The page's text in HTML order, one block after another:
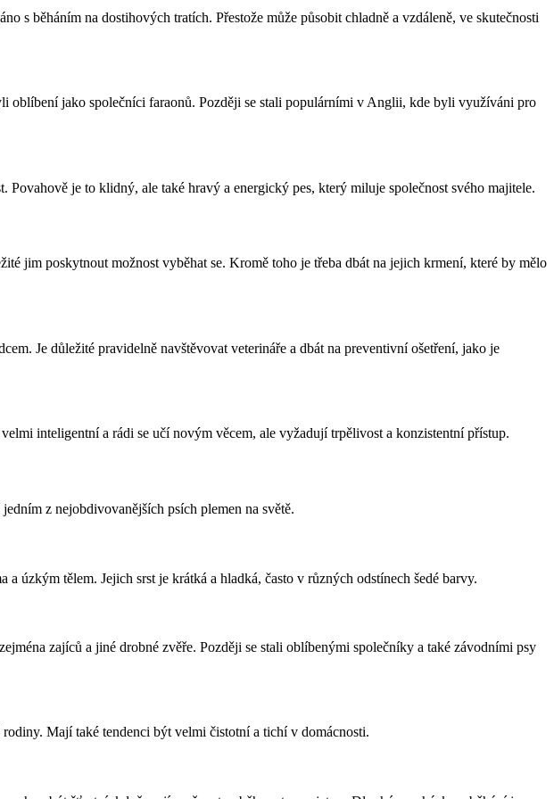
s běháním na dostihových tratích. Přestože může působit chladně a vzdáleně, ve skutečnosti
oblíbení jako společníci faraonů. Později se stali populárními v Anglii, kde byli využíváni pro
je to klidný, ale také hravý a energický pes, který miluje společnost svého majitele.
jim poskytnout možnost vyběhat se. Kromě toho je třeba dbát na jejich krmení, které by mělo
Je důležité pravidelně navštěvovat veterináře a dbát na preventivní ošetření, jako je
inteligentní a rádi se učí novým věcem, ale vyžadují trpělivost a konzistentní přístup.
z nejobdivovanějších psích plemen na světě.
úzkým tělem. Jejich srst je krátká a hladká, často v různých odstínech šedé barvy.
zajíců a jiné drobné zvěře. Později se stali oblíbenými společníky a také závodními psy
Mají také tendenci být velmi čistotní a tichí v domácnosti.